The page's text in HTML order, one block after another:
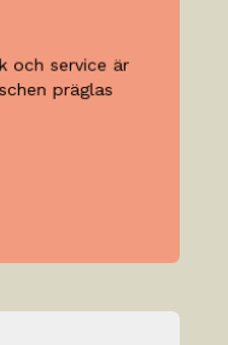
och service är
präglas